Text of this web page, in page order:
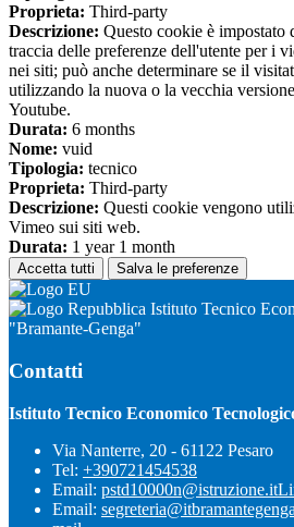
Proprieta: Third-party
Descrizione: Questo cookie è impostato
traccia delle preferenze dell'utente per i
nei siti; può anche determinare se il
utilizzando la nuova o la vecchia
Youtube.
Durata: 6 months
Nome: vuid
Tipologia: tecnico
Proprieta: Third-party
Descrizione: Questi cookie vengono
Vimeo sui siti web.
Durata: 1 year 1 month
Accetta tutti Salva le preferenze
Istituto Tecnico
"Bramante-Genga"
Contatti
Istituto Tecnico Economico
Via Nanterre, 20 - 61122 Pesaro
Tel: +390721454538
Email: pstd10000n@istruzione.it
Email: